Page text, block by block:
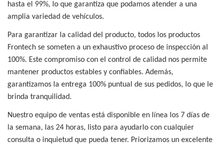
hasta el 99%, lo que garantiza que podamos atender a una
amplia variedad de vehículos.
Para garantizar la calidad del producto, todos los productos
Frontech se someten a un exhaustivo proceso de inspección al
100%. Este compromiso con el control de calidad nos permite
mantener productos estables y confiables. Además,
garantizamos la entrega 100% puntual de sus pedidos, lo que le
brinda tranquilidad.
Nuestro equipo de ventas está disponible en línea los 7 días de
la semana, las 24 horas, listo para ayudarlo con cualquier
consulta o inquietud que pueda tener. Priorizamos un excelente